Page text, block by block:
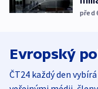
před
Evropský
ČT24 každý den